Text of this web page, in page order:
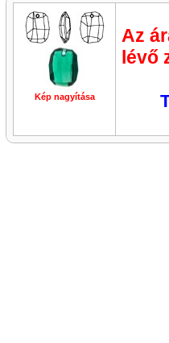
Kép nagyítása Kép
Az
lévő